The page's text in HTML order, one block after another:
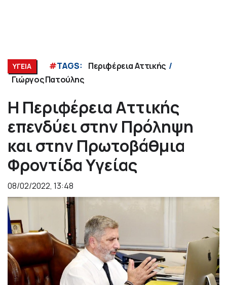
ΥΓΕΙΑ #TAGS:
Περιφέρεια Αττικής
Γιώργος Πατούλης
Η Περιφέρεια Αττικής
επενδύει στην Πρόληψη
και στην Πρωτοβάθμια
Φροντίδα Υγείας
08/02/2022, 13:48